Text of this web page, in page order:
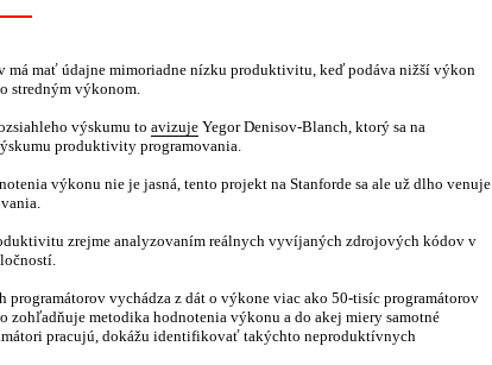
má mať údajne mimoriadne nízku produktivitu, keď podáva nižší výkon
stredným výkonom.
výskumu to avizuje Yegor Denisov-Blanch, ktorý sa na
produktivity programovania.
výkonu nie je jasná, tento projekt na Stanforde sa ale už dlho venuje
zrejme analyzovaním reálnych vyvíjaných zdrojových kódov v
programátorov vychádza z dát o výkone viac ako 50-tisíc programátorov
zohľadňuje metodika hodnotenia výkonu a do akej miery samotné
pracujú, dokážu identifikovať takýchto neproduktívnych